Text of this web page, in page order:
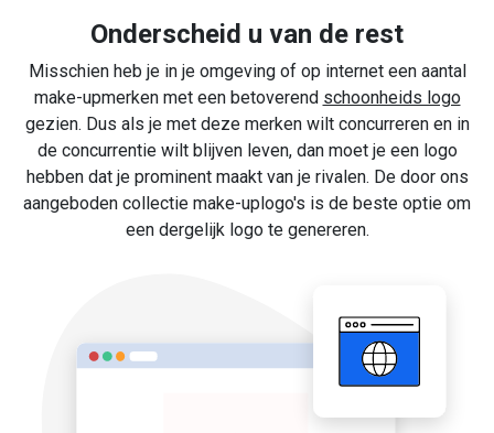
Onderscheid u van de rest
Misschien heb je in je omgeving of op internet een aantal
make-upmerken met een betoverend schoonheids logo
gezien. Dus als je met deze merken wilt concurreren en in
de concurrentie wilt blijven leven, dan moet je een logo
hebben dat je prominent maakt van je rivalen. De door ons
aangeboden collectie make-uplogo's is de beste optie om
een dergelijk logo te genereren.